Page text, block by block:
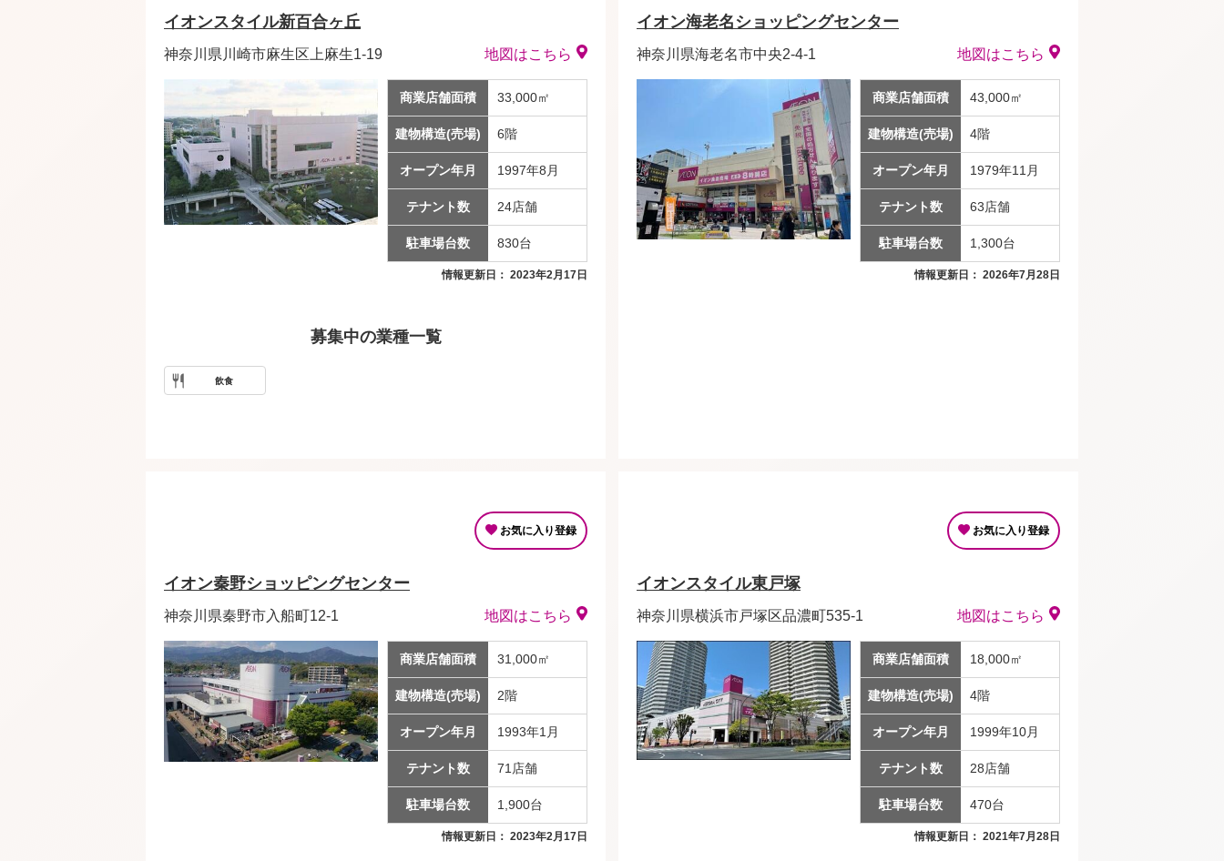
イオンスタイル新百合ヶ丘
神奈川県川崎市麻生区上麻生1-19 地図はこちら
商業店舗面積 33,000㎡
建物構造(売場) 6階
オープン年月 1997年8月
テナント数 24店舗
駐車場台数 830台
情報更新日： 2023年2月17日
募集中の業種一覧
飲食
イオン海老名ショッピングセンター
神奈川県海老名市中央2-4-1 地図はこちら
商業店舗面積 43,000㎡
建物構造(売場) 4階
オープン年月 1979年11月
テナント数 63店舗
駐車場台数 1,300台
情報更新日： 2026年7月28日
お気に入り登録
イオン秦野ショッピングセンター
神奈川県秦野市入船町12-1 地図はこちら
商業店舗面積 31,000㎡
建物構造(売場) 2階
オープン年月 1993年1月
テナント数 71店舗
駐車場台数 1,900台
情報更新日： 2023年2月17日
お気に入り登録
イオンスタイル東戸塚
神奈川県横浜市戸塚区品濃町535-1 地図はこちら
商業店舗面積 18,000㎡
建物構造(売場) 4階
オープン年月 1999年10月
テナント数 28店舗
駐車場台数 470台
情報更新日： 2021年7月28日